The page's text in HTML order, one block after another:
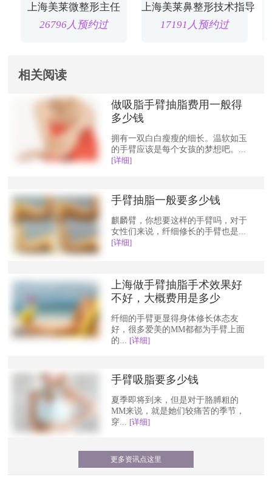
上海美莱微整形主任
26796人预约过
上海美莱鼻整形技术指导
17191人预约过
相关阅读
做吸脂手臂抽脂费用一般得
多少钱
拥有一双白白瘦瘦的细长。温软如玉
的手臂应该是每个女孩的梦想吧。...
[详细]
手臂抽脂一般要多少钱
麒麟臂，你想要这样的手臂吗，对于
女性们来说，纤细修长的手臂也是...
[详细]
上海做手臂抽脂手术效果好
不好，大概费用是多少
纤细的手臂更显得身体修长体态友
好，很多爱美的MM都都为手臂上面
的... [详细]
手臂吸脂要多少钱
夏季即将到来，但是对于胳膊粗的
MM来说，就是她们较痛苦的季节，
穿...
[详细]
更多资讯点这里